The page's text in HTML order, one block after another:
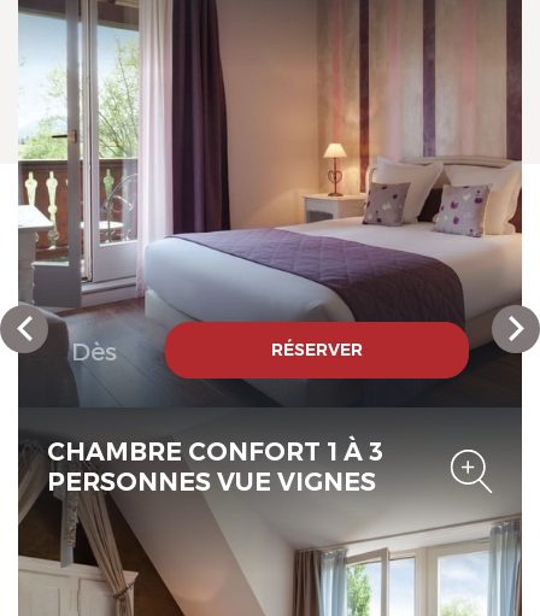
Dès RÉSERVER
CHAMBRE CONFORT 1 À 3
PERSONNES VUE VIGNES
Le Verger des Châteaux, The
Originals Relais
Le Verger des Châteaux, The
Originals Relais